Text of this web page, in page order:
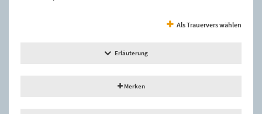
Als Trauervers wählen
Erläuterung
Merken